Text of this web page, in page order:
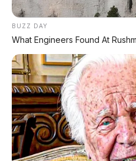
lebar, bukan vertikal lagi
Chipset:
sistem infotainment yang
Sistem Operasi:Lingxi
ADAS:Sinap Zhixing
Selektor Gigi:Column
bukan di konsol tengah
Warna Interior Baru:
White kombinasi dual-
Permukaan Sentuh:
BUZZ DAY
What Engineers Found At